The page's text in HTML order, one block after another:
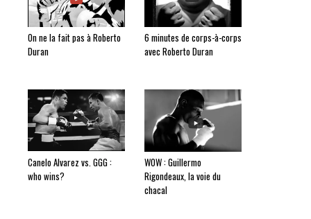
On ne la fait pas à Roberto
Duran
6 minutes de corps-à-corps
avec Roberto Duran
Canelo Alvarez vs. GGG :
who wins?
WOW : Guillermo
Rigondeaux, la voie du
chacal